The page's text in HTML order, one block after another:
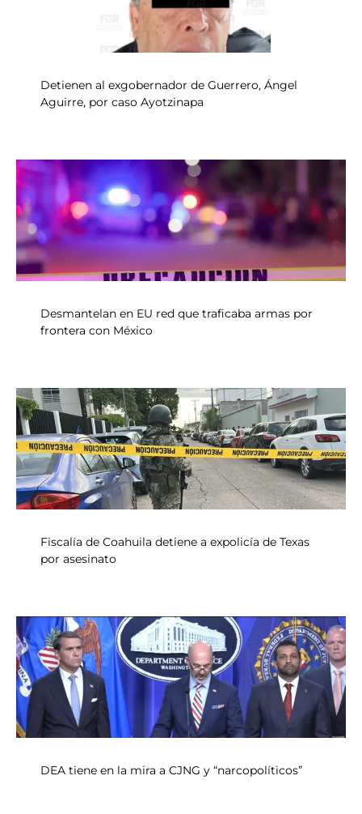
Detienen al exgobernador de Guerrero, Ángel
Aguirre, por caso Ayotzinapa
Desmantelan en EU red que traficaba armas por
frontera con México
Fiscalía de Coahuila detiene a expolicía de Texas
por asesinato
DEA tiene en la mira a CJNG y “narcopolíticos”